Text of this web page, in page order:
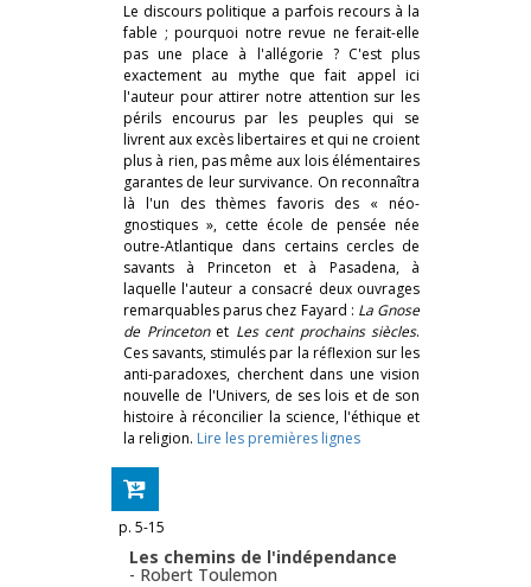
Le discours politique a parfois recours à la
fable ; pourquoi notre revue ne ferait-elle
pas une place à l'allégorie ? C'est plus
exactement au mythe que fait appel ici
l'auteur pour attirer notre attention sur les
périls encourus par les peuples qui se
livrent aux excès libertaires et qui ne croient
plus à rien, pas même aux lois élémentaires
garantes de leur survivance. On reconnaîtra
là l'un des thèmes favoris des « néo-
gnostiques », cette école de pensée née
outre-Atlantique dans certains cercles de
savants à Princeton et à Pasadena, à
laquelle l'auteur a consacré deux ouvrages
remarquables parus chez Fayard : La Gnose
de Princetonet Les cent prochains siècles.
Ces savants, stimulés par la réflexion sur les
anti-paradoxes, cherchent dans une vision
nouvelle de l'Univers, de ses lois et de son
histoire à réconcilier la science, l'éthique et
la religion. Lire les premières lignes
p. 5-15
Les chemins de l'indépendance
- Robert Toulemon